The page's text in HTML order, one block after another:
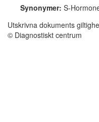
Synonymer: S-
Utskrivna dokuments
© Diagnostiskt centrum